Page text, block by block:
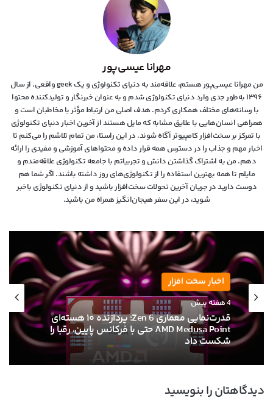
مهرانا عیسی‌پور
من مهرانا عیسی‌پور هستم، علاقه‌مند به دنیای تکنولوژی و یک geek واقعی. از سال
۱۳۹۶ به‌طور جدی وارد دنیای تکنولوژی شدم و به عنوان خبرنگار و تولیدکننده محتوا
با رسانه‌های مختلف همکاری کردم. هدف اصلی من ارتباط مؤثر با مخاطبان است و
همراهی انسان‌هایی با علایق مشابه که مایل هستند از آخرین اخبار دنیای تکنولوژی
با تمرکز بر سخت‌افزار کامپیوتر آگاه شوند. در این راستا، من تمام تلاشم را می‌کنم تا
اخبار مهم و جذاب را در دسترس همه قرار داده و محتواهای آموزشی و مفیدی را ارائه
دهم. من به اشتراک گذاشتن دانش و تجربیاتم با جامعه تکنولوژی علاقه‌مندم و
مایلم تا همه بهترین استفاده را از تکنولوژی‌های روز داشته باشند. اگر شما هم
دوست دارید در جریان آخرین تحولات سخت‌افزار باشید و از دنیای تکنولوژی‌ باخبر
شوید، در این سفر هیجان‌انگیز همراه من باشید.
اخبار سخت افزار
4 هفته پیش
قدرت‌نمایی معماری Zen 6؛ پردازنده ۱۰ هسته‌ای
AMD Medusa Point حتی با فرکانس پایین، رقبا را
شکست داد
دیدگاهتان را بنویسید